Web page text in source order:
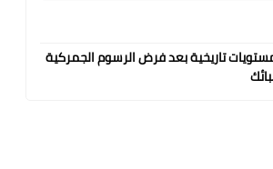
تاريخية بعد فرض الرسوم الجمركية